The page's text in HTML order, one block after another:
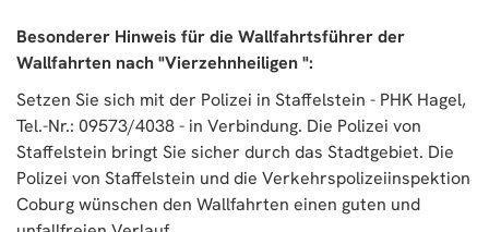
Besonderer Hinweis für die Wallfahrtsführer der
Wallfahrten nach "Vierzehnheiligen ":
Setzen Sie sich mit der Polizei in Staffelstein - PHK Hagel,
Tel.-Nr.: 09573/4038 - in Verbindung. Die Polizei von
Staffelstein bringt Sie sicher durch das Stadtgebiet. Die
Polizei von Staffelstein und die Verkehrspolizeiinspektion
Coburg wünschen den Wallfahrten einen guten und